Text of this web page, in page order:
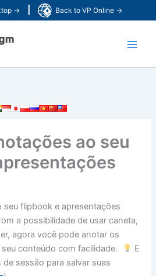
→ Back to VP Online →
ao seu
seu flipbook e apresentações
a possibilidade de usar caneta,
agora você pode anotar os
conteúdo com facilidade.
E
sessão para salvar suas